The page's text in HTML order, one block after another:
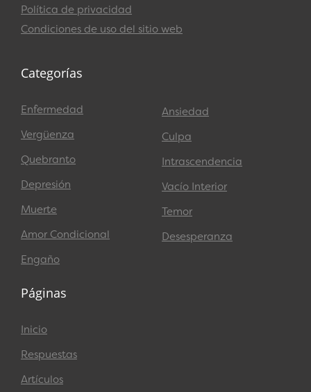
Política de privacidad
Condiciones de uso del sitio web
Categorías
Enfermedad
Vergüenza
Quebranto
Depresión
Muerte
Amor Condicional
Engaño
Ansiedad
Culpa
Intrascendencia
Vacío Interior
Temor
Desesperanza
Páginas
Inicio
Respuestas
Artículos